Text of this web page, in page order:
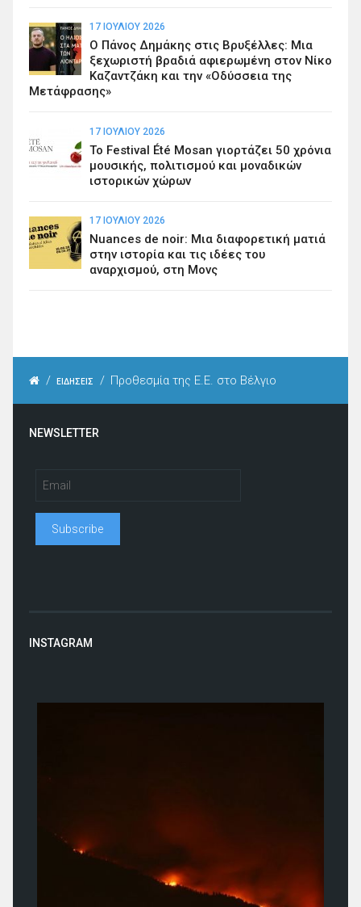
17 ΙΟΥΛΊΟΥ 2026
Ο Πάνος Δημάκης στις Βρυξέλλες: Μια
ξεχωριστή βραδιά αφιερωμένη στον Νίκο
Καζαντζάκη και την «Οδύσσεια της
Μετάφρασης»
17 ΙΟΥΛΊΟΥ 2026
Το Festival Été Mosan γιορτάζει 50 χρόνια
μουσικής, πολιτισμού και μοναδικών
ιστορικών χώρων
17 ΙΟΥΛΊΟΥ 2026
Nuances de noir: Μια διαφορετική ματιά
στην ιστορία και τις ιδέες του
αναρχισμού, στη Μονς
/ ΕΙΔΗΣΕΙΣ / Προθεσμία της Ε.Ε. στο Βέλγιο
NEWSLETTER
INSTAGRAM